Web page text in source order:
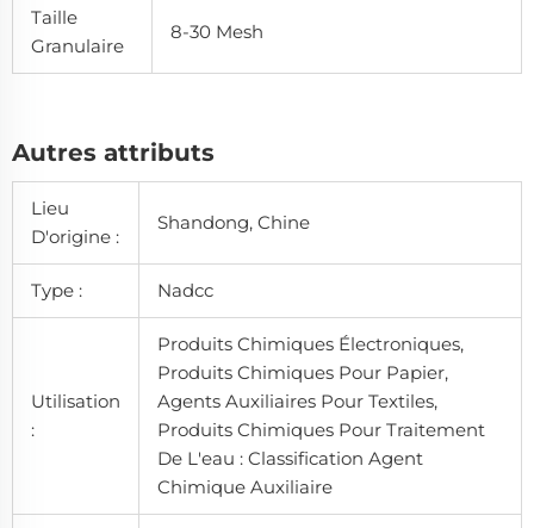
Taille
Granulaire
8-30 Mesh
Autres attributs
Lieu
D'origine :
Shandong, Chine
Type : Nadcc
Utilisation
:
Produits Chimiques Électroniques,
Produits Chimiques Pour Papier,
Agents Auxiliaires Pour Textiles,
Produits Chimiques Pour Traitement
De L'eau : Classification Agent
Chimique Auxiliaire